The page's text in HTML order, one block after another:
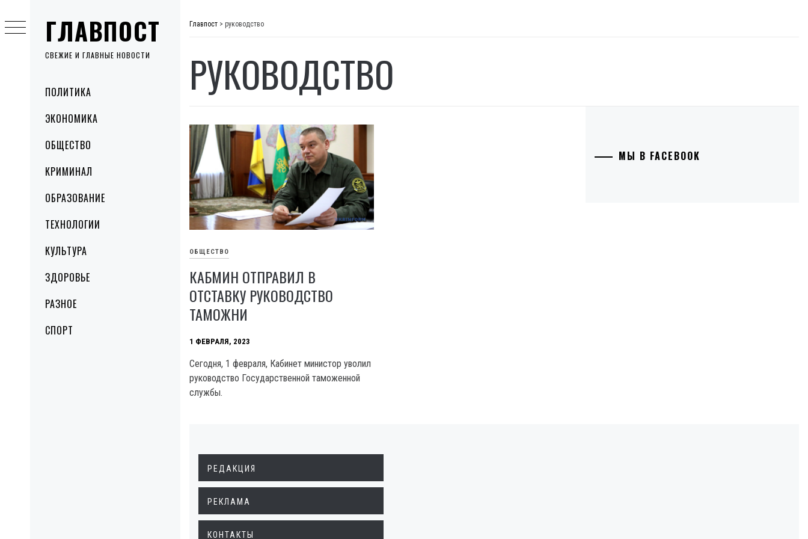
ГЛАВПОСТ
СВЕЖИЕ И ГЛАВНЫЕ НОВОСТИ
MenuПОЛИТИКА
ЭКОНОМИКА
ОБЩЕСТВО
КРИМИНАЛ
ОБРАЗОВАНИЕ
ТЕХНОЛОГИИ
КУЛЬТУРА
ЗДОРОВЬЕ
РАЗНОЕ
СПОРТ
to
content
Главпост > руководство
РУКОВОДСТВО
ОБЩЕСТВО
КАБМИН ОТПРАВИЛ В
ОТСТАВКУ РУКОВОДСТВО
ТАМОЖНИ
1 ФЕВРАЛЯ, 2023
Сегодня, 1 февраля, Кабинет министор уволил
руководство Государственной таможенной
службы.
МЫ В FACEBOOK
РЕДАКЦИЯ
РЕКЛАМА
КОНТАКТЫ